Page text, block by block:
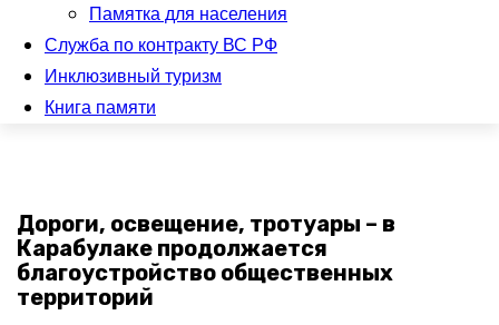
Памятка для населения
Служба по контракту ВС РФ
Инклюзивный туризм
Книга памяти
Дороги, освещение, тротуары – в
Карабулаке продолжается
благоустройство общественных
территорий